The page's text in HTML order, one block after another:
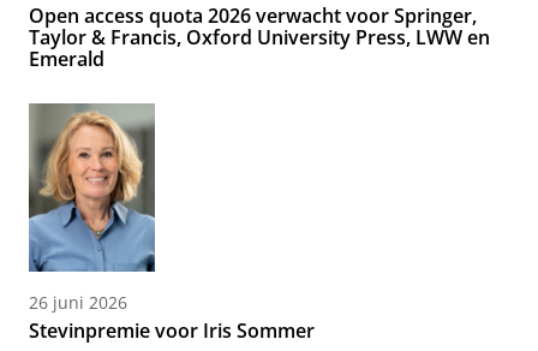
Open access quota 2026 verwacht voor Springer,
Taylor & Francis, Oxford University Press, LWW en
Emerald
26 juni 2026
Stevinpremie voor Iris Sommer